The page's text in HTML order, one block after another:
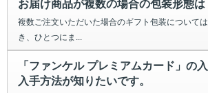
お届け商品が複数の場合の包装形態は
複数ご注文いただいた場合のギフト包装について
き、ひとつにま...
「ファンケル プレミアムカード」の
入手方法が知りたいです。